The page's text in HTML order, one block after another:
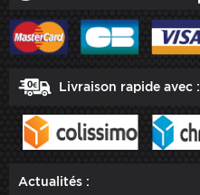
Livraison rapide avec :
Actualités :